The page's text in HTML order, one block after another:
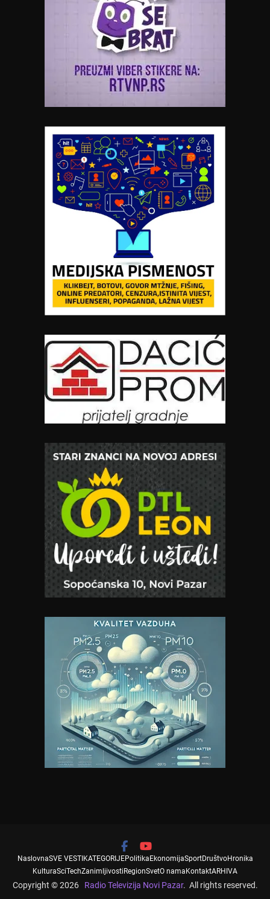
NaslovnaSVE VESTI KATEGORIJEPolitika EkonomijaSportDruštvoHronika
KulturaSciTechZanimljivosti RegionSvetO nama KontaktARHIVA
Copyright © 2026 Radio Televizija Novi Pazar. All rights reserved.